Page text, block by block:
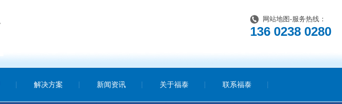
网站地图 -服务热线：
136 0238 0280
解决方案 新闻资讯 关于福泰 联系福泰